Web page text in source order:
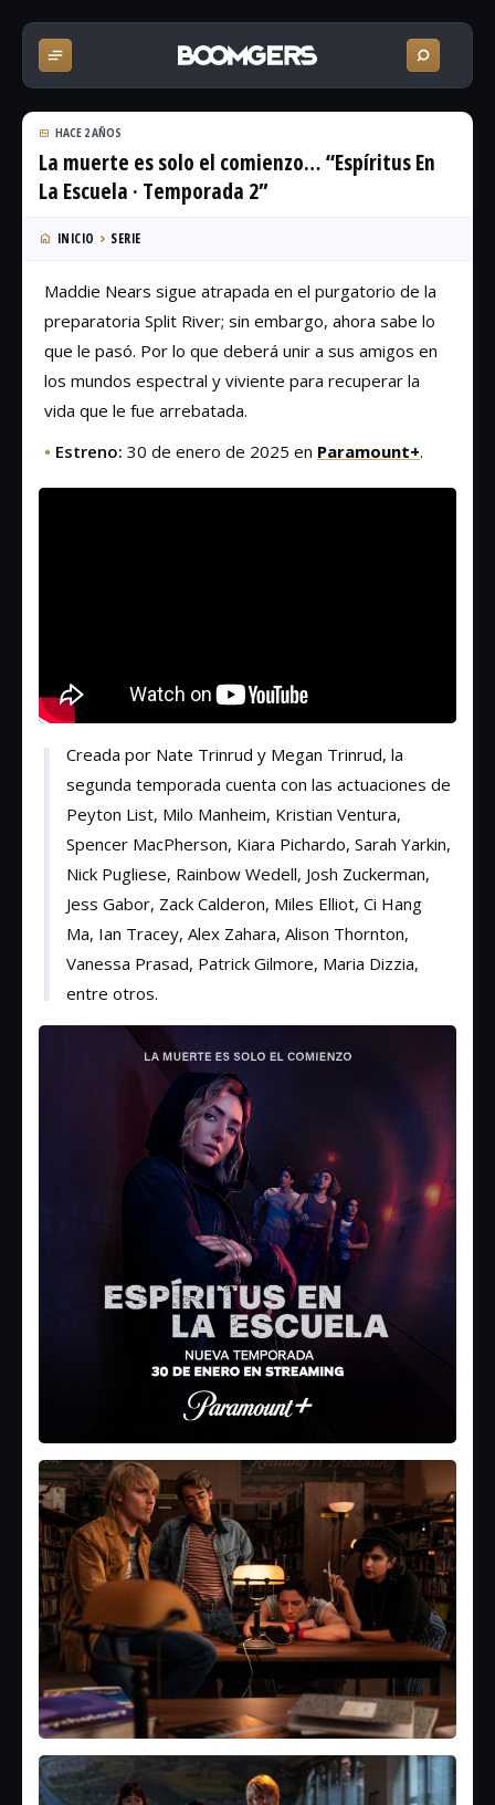
HACE 2 AÑOS
La muerte es solo el comienzo… “Espíritus En
La Escuela · Temporada 2”
INICIO SERIE
Maddie Nears sigue atrapada en el purgatorio de la
preparatoria Split River; sin embargo, ahora sabe lo
que le pasó. Por lo que deberá unir a sus amigos en
los mundos espectral y viviente para recuperar la
vida que le fue arrebatada.
• Estreno: 30 de enero de 2025 en Paramount+.
Creada por Nate Trinrud y Megan Trinrud, la
segunda temporada cuenta con las actuaciones de
Peyton List, Milo Manheim, Kristian Ventura,
Spencer MacPherson, Kiara Pichardo, Sarah Yarkin,
Nick Pugliese, Rainbow Wedell, Josh Zuckerman,
Jess Gabor, Zack Calderon, Miles Elliot, Ci Hang
Ma, Ian Tracey, Alex Zahara, Alison Thornton,
Vanessa Prasad, Patrick Gilmore, Maria Dizzia,
entre otros.